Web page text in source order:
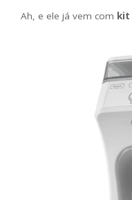
Ah, e ele já vem com kit